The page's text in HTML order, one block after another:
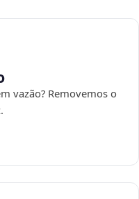
vazão? Removemos o